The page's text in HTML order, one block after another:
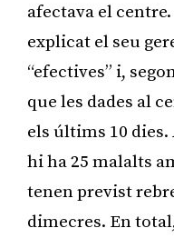
afectava el
explicat el seu
“efectives” i,
que les dades al
els últims 10
hi ha 25 malalts
tenen previst
dimecres. En